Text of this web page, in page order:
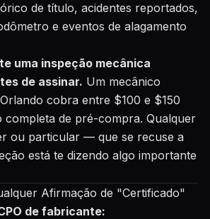
de título, acidentes reportados,
e eventos de alagamento
uma inspeção mecânica
de assinar. Um mecânico
cobra entre $100 e $150
completa de pré-compra. Qualquer
ou particular — que se recuse a
está te dizendo algo importante
Afirmação de "Certificado"
de fabricante: